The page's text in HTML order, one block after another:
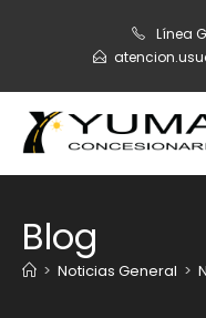
Línea
Blog
> Noticias General >